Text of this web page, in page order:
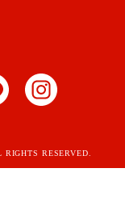
RESERVED.